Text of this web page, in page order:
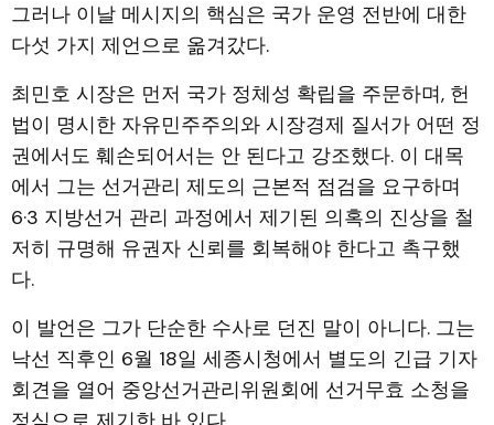
그러나 이날 메시지의 핵심은 국가 운영 전반에 대한
다섯 가지 제언으로 옮겨갔다.
최민호 시장은 먼저 국가 정체성 확립을 주문하며, 헌
법이 명시한 자유민주주의와 시장경제 질서가 어떤 정
권에서도 훼손되어서는 안 된다고 강조했다. 이 대목
에서 그는 선거관리 제도의 근본적 점검을 요구하며
6·3 지방선거 관리 과정에서 제기된 의혹의 진상을 철
저히 규명해 유권자 신뢰를 회복해야 한다고 촉구했
다.
이 발언은 그가 단순한 수사로 던진 말이 아니다. 그는
낙선 직후인 6월 18일 세종시청에서 별도의 긴급 기자
회견을 열어 중앙선거관리위원회에 선거무효 소청을